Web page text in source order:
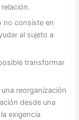
no consiste en
al sujeto a
transformar
reorganización
desde una
exigencia